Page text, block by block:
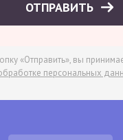
ОТПРАВИТЬ
«Отправить», вы
персональных